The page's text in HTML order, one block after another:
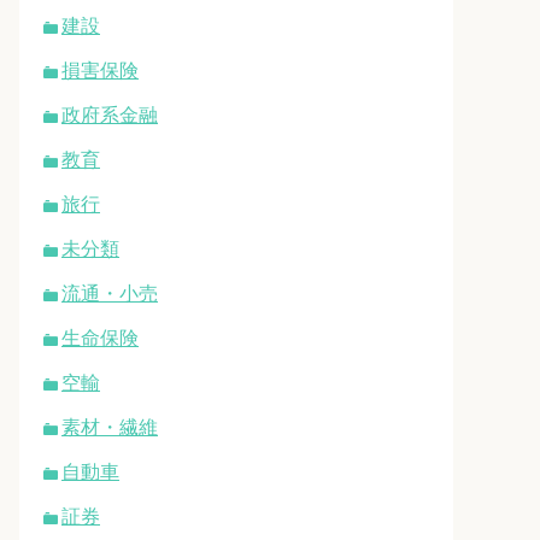
建設
損害保険
政府系金融
教育
旅行
未分類
流通・小売
生命保険
空輸
素材・繊維
自動車
証券